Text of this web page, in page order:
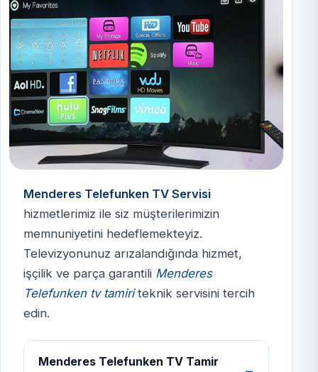
MENDERES TELEFUNKEN TV
SERVİSİ
izmirtelevizyon.com.tr
Menderes Telefunken TV Servisi
hizmetlerimiz ile siz müşterilerimizin
memnuniyetini hedeflemekteyiz.
Televizyonunuz arızalandığında hizmet,
işçilik ve parça garantili Menderes
Telefunken tv tamiriteknik servisini tercih
edin.
Menderes Telefunken TV Tamir